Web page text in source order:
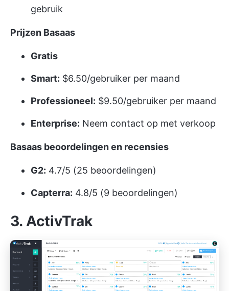
gebruik
Prijzen Basaas
Gratis
Smart: $6.50/gebruiker per maand
Professioneel: $9.50/gebruiker per maand
Enterprise: Neem contact op met verkoop
Basaas beoordelingen en recensies
G2: 4.7/5 (25 beoordelingen)
Capterra: 4.8/5 (9 beoordelingen)
3. ActivTrak